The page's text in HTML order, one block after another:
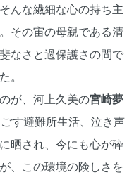
んな繊細な心の持ち主
その宙の母親である清
なさと過保護さの間で
。
が、河上久美の宮崎夢
す避難所生活、泣き声
晒され、今にも心が砕
、この環境の険しさを